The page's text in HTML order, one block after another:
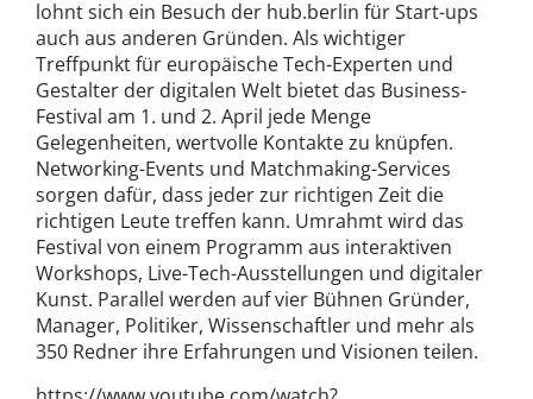
lohnt sich ein Besuch der hub.berlin für Start-ups
auch aus anderen Gründen. Als wichtiger
Treffpunkt für europäische Tech-Experten und
Gestalter der digitalen Welt bietet das Business-
Festival am 1. und 2. April jede Menge
Gelegenheiten, wertvolle Kontakte zu knüpfen.
Networking-Events und Matchmaking-Services
sorgen dafür, dass jeder zur richtigen Zeit die
richtigen Leute treffen kann. Umrahmt wird das
Festival von einem Programm aus interaktiven
Workshops, Live-Tech-Ausstellungen und digitaler
Kunst. Parallel werden auf vier Bühnen Gründer,
Manager, Politiker, Wissenschaftler und mehr als
350 Redner ihre Erfahrungen und Visionen teilen.